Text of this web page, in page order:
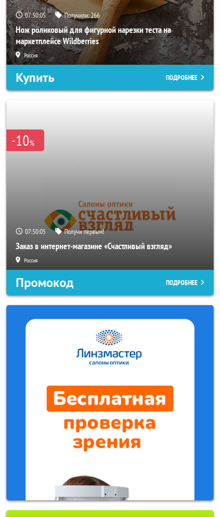
07:50:02 Получили:266
Нож роликовый для фигурной нарезки теста на
маркетплейсе Wildberries
Россия
Купить ПОДРОБНЕЕ
-10%
07:50:02 Получи первым!
Заказ в интернет-магазине «Счастливый взгляд»
Россия
Промокод ПОДРОБНЕЕ